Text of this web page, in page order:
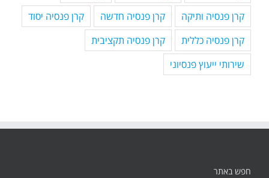
קרן פנסיה ותיקה
קרן פנסיה חדשה
קרן פנסיה יסוד
קרן פנסיה כללית
קרן פנסיה תקציבית
שירותי ייעוץ פנסיוני
חפש באתר